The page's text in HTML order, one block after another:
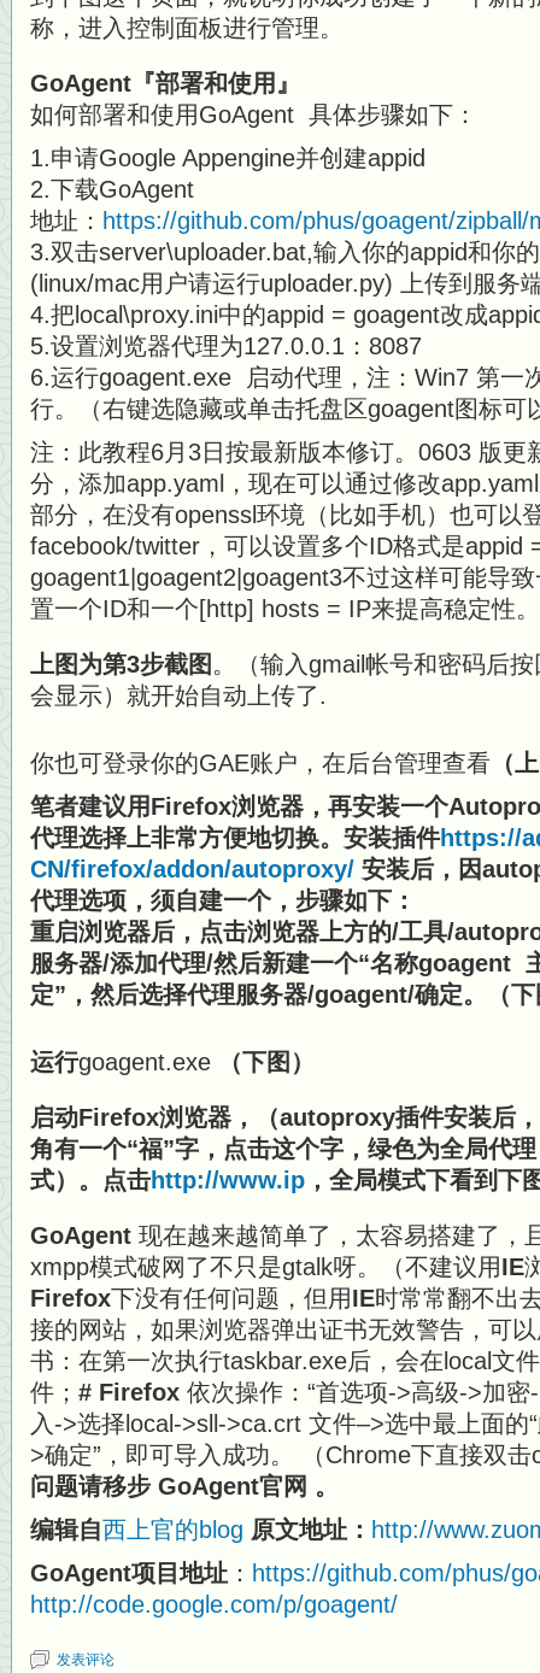
称，进入控制面板进行管理。
GoAgent『部署和使用』
如何部署和使用GoAgent 具体步骤如下：
1.申请Google Appengine并创建appid
2.下载GoAgent
地址： https://github.com/phus/goagent/zipball/
3.双击server\uploader.bat,输入你的appid和你
(linux/mac用户请运行uploader.py) 上传到服务
4.把local\proxy.ini中的appid = goagent改成
5.设置浏览器代理为127.0.0.1：8087
6.运行goagent.exe 启动代理，注：Win7 第一
行。（右键选隐藏或单击托盘区goagent图标可
注：此教程6月3日按最新版本修订。0603 版更
分，添加app.yaml，现在可以通过修改
部分，在没有openssl环境（比如手机）也可以
facebook/twitter，可以设置多个ID格式是appid
goagent1|goagent2|goagent3不过这样可能导
置一个ID和一个[http] hosts = IP来提高稳定性。
上图为第3步截图 。（输入gmail帐号和密码后
会显示）就开始自动上传了.
你也可登录你的GAE账户，在后台管理查看 （
笔者建议用Firefox浏览器，再安装一个
代理选择上非常方便地切换。安装插件https://
CN/firefox/addon/autoproxy/ 安装后，因
代理选项，须自建一个，步骤如下：
重启浏览器后，点击浏览器上方的/工具/
服务器/添加代理/然后新建一个“名称goagent
定”，然后选择代理服务器/goagent/确定。（
运行goagent.exe （下图）
启动Firefox浏览器，（autoproxy插件安装后
角有一个“福”字，点击这个字，绿色为全局代
式）。点击http://www.ip ，全局模式下看到下
GoAgent 现在越来越简单了，太容易搭建了，
xmpp模式破网了不只是gtalk呀。（不建议用IE
Firefox下没有任何问题，但用IE时常常翻不出
接的网站，如果浏览器弹出证书无效警告，可
书：在第一次执行taskbar.exe后，会在local文
件； # Firefox 依次操作：“首选项->高级->加
入->选择local->sll->ca.crt 文件–>选中最上面的
>确定”，即可导入成功。 （Chrome下直接
问题请移步 GoAgent官网 。
编辑自西上官的blog 原文地址： http://
GoAgent项目地址 ： https://github.com/phus/
http://code.google.com/p/goagent/
发表评论